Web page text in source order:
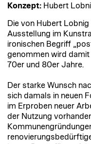
Konzept: Hubert
Die von Hubert
Ausstellung im
ironischen Begriff
genommen wird
70er und 80er Jahre.
Der starke Wunsch
sich damals in neuen
im Erproben neuer
der Nutzung